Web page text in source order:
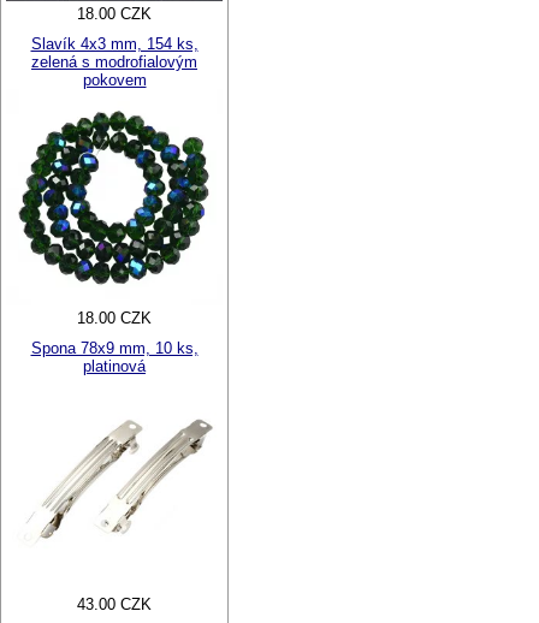
18.00 CZK
Slavík 4x3 mm, 154 ks,
zelená s modrofialovým
pokovem
18.00 CZK
Spona 78x9 mm, 10 ks,
platinová
43.00 CZK